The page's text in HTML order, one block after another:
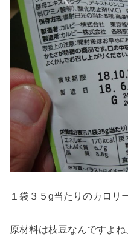
１袋３５g当たりのカロリ
原材料は枝豆なんですよね